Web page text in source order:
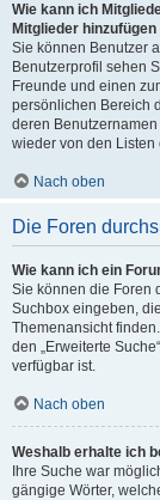
Wie kann ich
Mitglieder
Sie können Benutzer
Benutzerprofil sehen
Freunde und einen
persönlichen Bereich
deren
wieder von den Listen
Nach oben
Die Foren
Wie kann ich ein
Sie können die Foren
Suchbox eingeben,
Themenansicht
den „Erweiterte
verfügbar ist.
Nach oben
Weshalb erhalte ich
Ihre Suche war
gängige Wörter,